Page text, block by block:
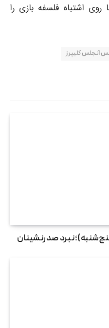
اشتباه فلسفه بازی را
آنجلس کلیپرز